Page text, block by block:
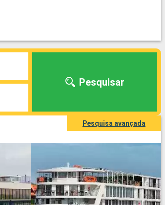
Pesquisar
Pesquisa avançada